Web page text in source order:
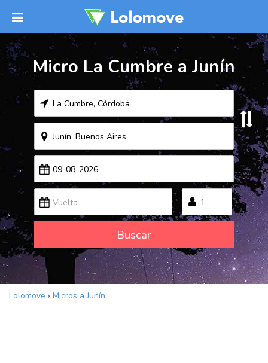
Micro La Cumbre a Junín
Buscar
Lolomove › Micros a Junín